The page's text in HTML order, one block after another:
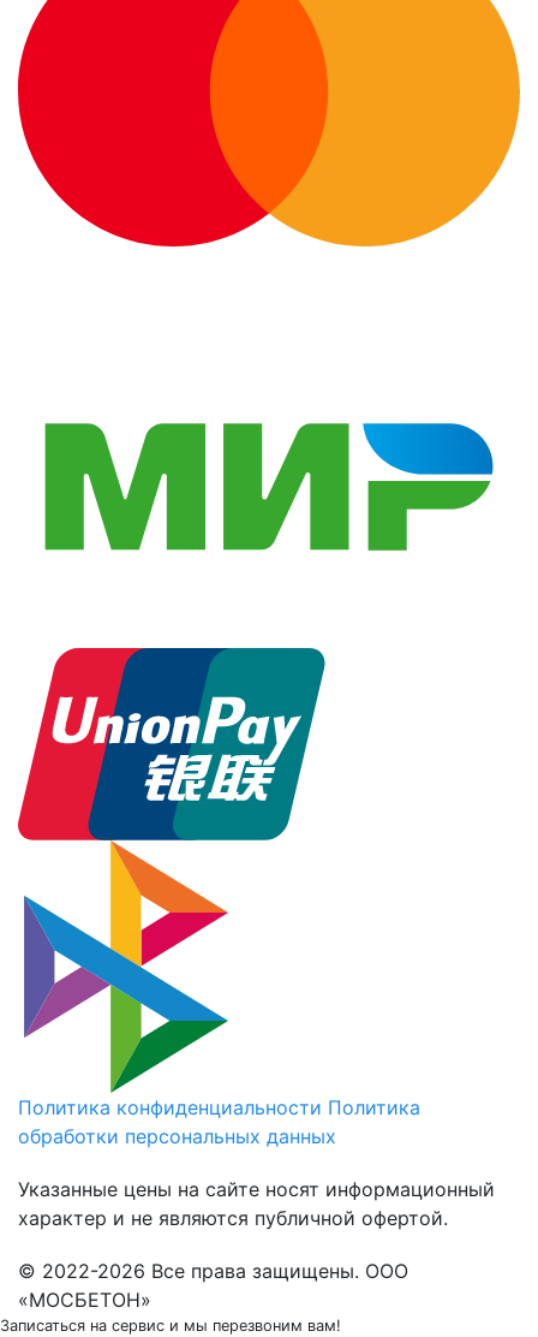
Политика конфиденциальности Политика
обработки персональных данных
Указанные цены на сайте носят информационный
характер и не являются публичной офертой.
© 2022-2026 Все права защищены. ООО
«МОСБЕТОН»
Записаться на сервис и мы перезвоним вам!